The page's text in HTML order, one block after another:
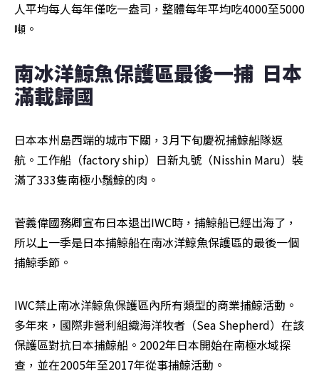
人平均每人每年僅吃一盎司，整體每年平均吃4000至5000
噸。
南冰洋鯨魚保護區最後一捕  日本
滿載歸國
日本本州島西端的城市下關，3月下旬慶祝捕鯨船隊返
航。工作船（factory ship）日新丸號（Nisshin Maru）裝
滿了333隻南極小鬚鯨的肉。
菅義偉國務卿宣布日本退出IWC時，捕鯨船已經出海了，
所以上一季是日本捕鯨船在南冰洋鯨魚保護區的最後一個
捕鯨季節。
IWC禁止南冰洋鯨魚保護區內所有類型的商業捕鯨活動。
多年來，國際非營利組織海洋牧者（Sea Shepherd）在該
保護區對抗日本捕鯨船。2002年日本開始在南極水域探
查，並在2005年至2017年從事捕鯨活動。